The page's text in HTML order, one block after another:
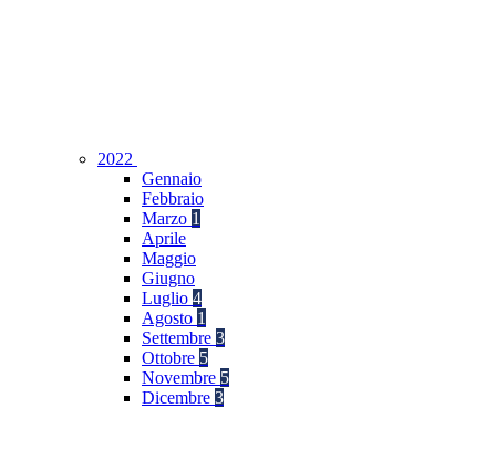
2022
Gennaio
Febbraio
Marzo 1
Aprile
Maggio
Giugno
Luglio 4
Agosto 1
Settembre 3
Ottobre 5
Novembre 5
Dicembre 3